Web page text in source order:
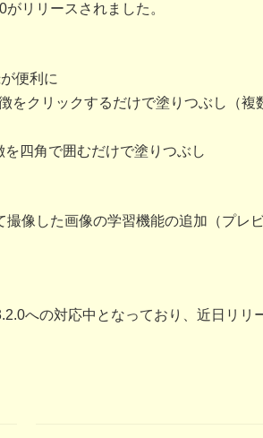
リリースされました。
便利に
クリックするだけで塗りつぶし（複
四角で囲むだけで塗りつぶし
撮像した画像の学習機能の追加（プレ
への対応中となっており、近日リリ